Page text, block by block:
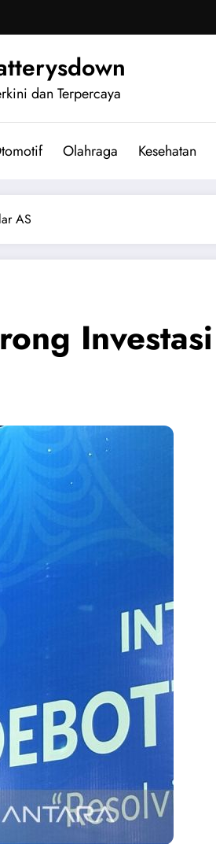
dan Terpercaya
Olahraga Kesehatan
AS